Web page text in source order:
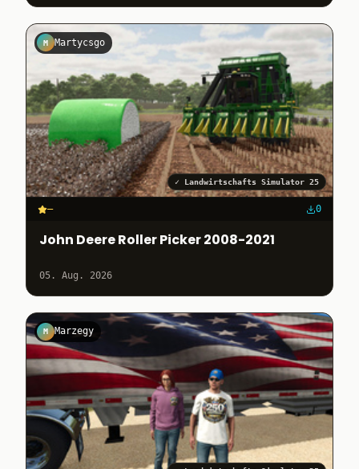
M Martycsgo
✓ Landwirtschafts Simulator 25
– 0
John Deere Roller Picker 2008-2021
05. Aug. 2026
M Marzegy